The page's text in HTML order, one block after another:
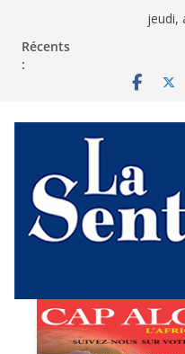
jeudi,
Récents
: